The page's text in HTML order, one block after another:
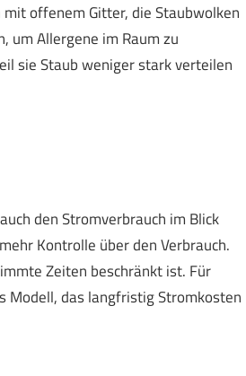
offenem Gitter, die Staubwolken
um Allergene im Raum zu
sie Staub weniger stark verteilen
den Stromverbrauch im Blick
Kontrolle über den Verbrauch.
Zeiten beschränkt ist. Für
Modell, das langfristig Stromkosten